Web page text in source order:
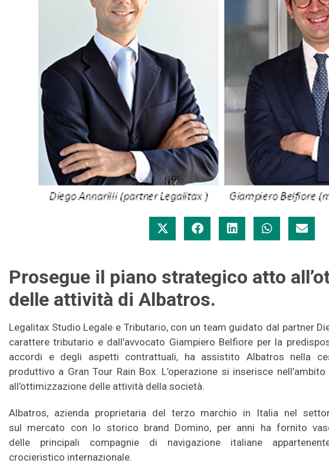
Prosegue il piano strategico atto
delle attività di Albatros.
Legalitax Studio Legale e Tributario, con un team guidato dal partner
carattere tributario e dall’avvocato Giampiero Belfiore per la
accordi e degli aspetti contrattuali, ha assistito Albatros nella
produttivo a Gran Tour Rain Box. L’operazione si inserisce
all’ottimizzazione delle attività della società.
Albatros, azienda proprietaria del terzo marchio in Italia nel
sul mercato con lo storico brand Domino, per anni ha fornito
delle principali compagnie di navigazione italiane
crocieristico internazionale.